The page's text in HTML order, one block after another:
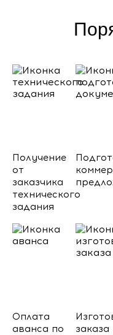
Получение
от
заказчика
технического
задания
Оплата
аванса по
заказа